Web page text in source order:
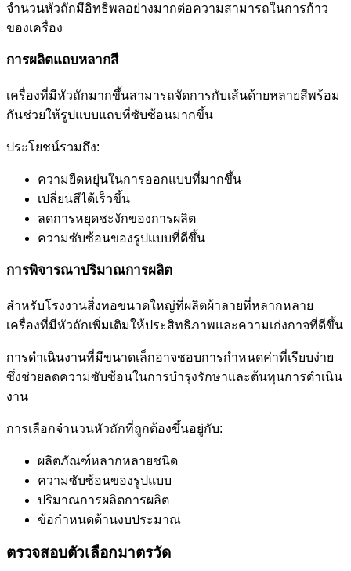
จำนวนหัวถักมีอิทธิพลอย่างมากต่อความสามารถในการก้าว
ของเครื่อง
การผลิตแถบหลากสี
เครื่องที่มีหัวถักมากขึ้นสามารถจัดการกับเส้นด้ายหลายสีพร้อม
กันช่วยให้รูปแบบแถบที่ซับซ้อนมากขึ้น
ประโยชน์รวมถึง:
ความยืดหยุ่นในการออกแบบที่มากขึ้น
เปลี่ยนสีได้เร็วขึ้น
ลดการหยุดชะงักของการผลิต
ความซับซ้อนของรูปแบบที่ดีขึ้น
การพิจารณาปริมาณการผลิต
สำหรับโรงงานสิ่งทอขนาดใหญ่ที่ผลิตผ้าลายที่หลากหลาย
เครื่องที่มีหัวถักเพิ่มเติมให้ประสิทธิภาพและความเก่งกาจที่ดีขึ้น
การดำเนินงานที่มีขนาดเล็กอาจชอบการกำหนดค่าที่เรียบง่าย
ซึ่งช่วยลดความซับซ้อนในการบำรุงรักษาและต้นทุนการดำเนิน
งาน
การเลือกจำนวนหัวถักที่ถูกต้องขึ้นอยู่กับ:
ผลิตภัณฑ์หลากหลายชนิด
ความซับซ้อนของรูปแบบ
ปริมาณการผลิตการผลิต
ข้อกำหนดด้านงบประมาณ
ตรวจสอบตัวเลือกมาตรวัด